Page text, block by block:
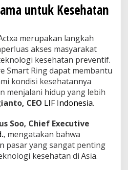
untuk Kesehatan
merupakan langkah
akses masyarakat
kesehatan preventif.
Smart Ring dapat membantu
kondisi kesehatannya
menjalani hidup yang lebih
CEO LIF Indonesia.
Soo, Chief Executive
., mengatakan bahwa
pasar yang sangat penting
kesehatan di Asia.